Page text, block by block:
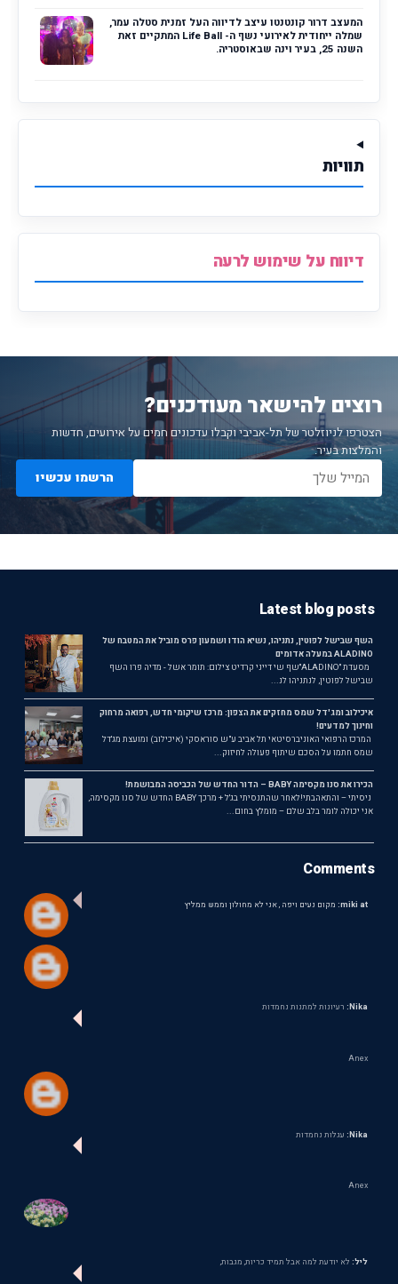
המעצב דרור קונטנטו עיצב לדיווה העל זמנית סטלה עמר,
שמלה ייחודית לאירועי נשף ה- Life Ball המתקיים זאת
השנה 25, בעיר וינה שבאוסטריה.
תוויות
דיווח על שימוש לרעה
רוצים להישאר מעודכנים?
הצטרפו לניוזלטר של תל-אביבי וקבלו עדכונים חמים על אירועים, חדשות
והמלצות בעיר.
הרשמו עכשיו
Latest blog posts
השף שבישל לפוטין, נתניהו, נשיא הודו ושמעון פרס מוביל את המטבח של
ALADINO במעלה אדומים
מסעדת ״ALADINO״שף שי דייני קרדיט צילום: תומר אשל - מדיה פרו השף
שבישל לפוטין, לנתניהו לנ...
איכילוב ומג'דל שמס מחזקים את הצפון: מרכז שיקומי חדש, רפואה מרחוק
וחינוך למדעים!
המרכז הרפואי האוניברסיטאי תל אביב ע"ש סוראסקי (איכילוב) ומועצת מג'דל
שמס חתמו על הסכם שיתוף פעולה לחיזוק...
הכירו את סנו מקסימה BABY – הדור החדש של הכביסה המבושמת!
ניסיתי – והתאהבתי!לאחר שהתנסיתי בג'ל + מרכך BABY החדש של סנו מקסימה,
אני יכולה לומר בלב שלם – מומלץ בחום...
Comments
miki at: מקום נעים ויפה , אני לא מחולון וממש ממליץ
Nika: רעיונות למתנות נחמדות
Anex
Nika: עגלות נחמדות
Anex
ליל: לא יודעת למה אבל תמיד כריות, מגבות,